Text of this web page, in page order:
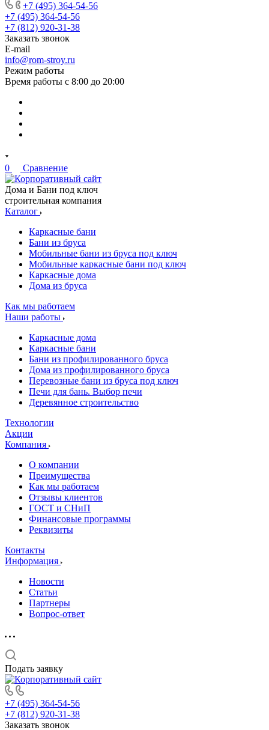
+7 (495) 364-54-56
+7 (495) 364-54-56
+7 (812) 920-31-38
Заказать звонок
E-mail
info@rom-stroy.ru
Режим работы
Время работы с 8:00 до 20:00
0 Сравнение
Дома и Бани под ключ
строительная компания
Каталог
Каркасные бани
Бани из бруса
Мобильные бани из бруса под ключ
Мобильные каркасные бани под ключ
Каркасные дома
Дома из бруса
Как мы работаем
Наши работы
Каркасные дома
Каркасные бани
Бани из профилированного бруса
Дома из профилированного бруса
Перевозные бани из бруса под ключ
Печи для бань. Выбор печи
Деревянное строительство
Технологии
Акции
Компания
О компании
Преимущества
Как мы работаем
Отзывы клиентов
ГОСТ и СНиП
Финансовые программы
Реквизиты
Контакты
Информация
Новости
Статьи
Партнеры
Вопрос-ответ
Подать заявку
+7 (495) 364-54-56
+7 (812) 920-31-38
Заказать звонок